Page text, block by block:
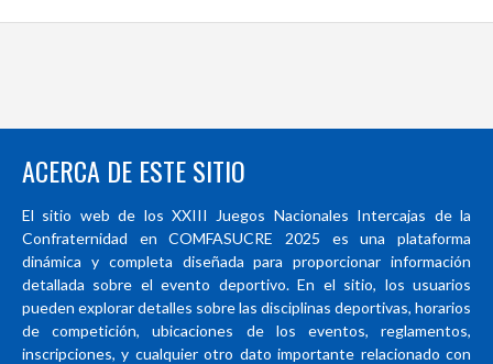
ACERCA DE ESTE SITIO
El sitio web de los XXIII Juegos Nacionales Intercajas de la
Confraternidad en COMFASUCRE 2025 es una plataforma
dinámica y completa diseñada para proporcionar información
detallada sobre el evento deportivo. En el sitio, los usuarios
pueden explorar detalles sobre las disciplinas deportivas, horarios
de competición, ubicaciones de los eventos, reglamentos,
inscripciones, y cualquier otro dato importante relacionado con